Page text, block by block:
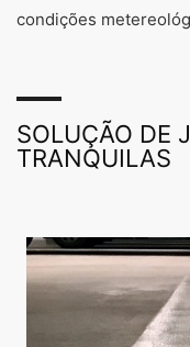
condições
SOLUÇÃO DE
TRANQUILAS